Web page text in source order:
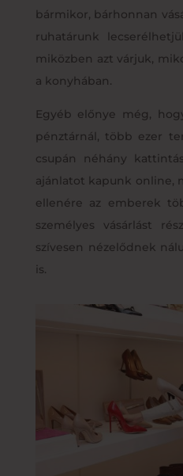
bármikor, bárhonnan
ruhatárunk
miközben azt várjuk,
a konyhában.
Egyéb előnye még,
pénztárnál, több ezer
csupán néhány
ajánlatot kapunk online,
ellenére az emberek
személyes vásárlást
szívesen nézelődnek
is.